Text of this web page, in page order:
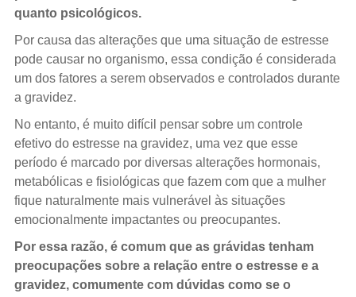
quanto psicológicos.
Por causa das alterações que uma situação de estresse
pode causar no organismo, essa condição é considerada
um dos fatores a serem observados e controlados durante
a gravidez.
No entanto, é muito difícil pensar sobre um controle
efetivo do estresse na gravidez, uma vez que esse
período é marcado por diversas alterações hormonais,
metabólicas e fisiológicas que fazem com que a mulher
fique naturalmente mais vulnerável às situações
emocionalmente impactantes ou preocupantes.
Por essa razão, é comum que as grávidas tenham
preocupações sobre a relação entre o estresse e a
gravidez, comumente com dúvidas como se o